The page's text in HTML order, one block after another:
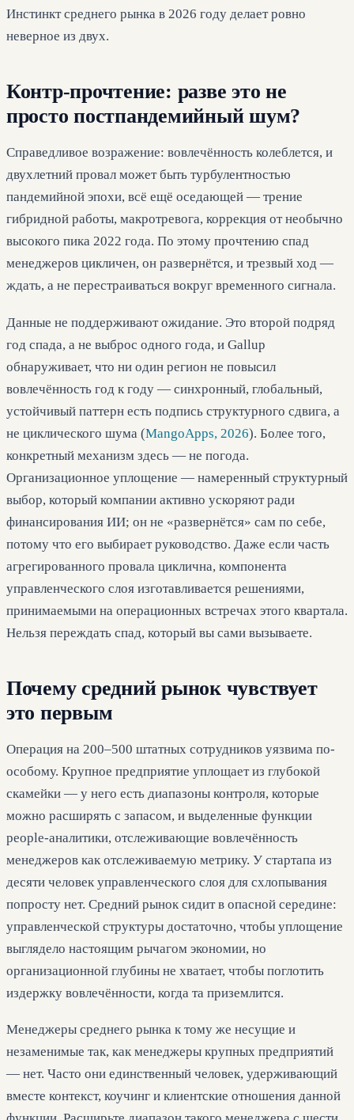
Инстинкт среднего рынка в 2026 году делает ровно
неверное из двух.
Контр-прочтение: разве это не
просто постпандемийный шум?
Справедливое возражение: вовлечённость колеблется, и
двухлетний провал может быть турбулентностью
пандемийной эпохи, всё ещё оседающей — трение
гибридной работы, макротревога, коррекция от необычно
высокого пика 2022 года. По этому прочтению спад
менеджеров цикличен, он развернётся, и трезвый ход —
ждать, а не перестраиваться вокруг временного сигнала.
Данные не поддерживают ожидание. Это второй подряд
год спада, а не выброс одного года, и Gallup
обнаруживает, что ни один регион не повысил
вовлечённость год к году — синхронный, глобальный,
устойчивый паттерн есть подпись структурного сдвига, а
не циклического шума (MangoApps, 2026). Более того,
конкретный механизм здесь — не погода.
Организационное уплощение — намеренный структурный
выбор, который компании активно ускоряют ради
финансирования ИИ; он не «развернётся» сам по себе,
потому что его выбирает руководство. Даже если часть
агрегированного провала циклична, компонента
управленческого слоя изготавливается решениями,
принимаемыми на операционных встречах этого квартала.
Нельзя переждать спад, который вы сами вызываете.
Почему средний рынок чувствует
это первым
Операция на 200–500 штатных сотрудников уязвима по-
особому. Крупное предприятие уплощает из глубокой
скамейки — у него есть диапазоны контроля, которые
можно расширять с запасом, и выделенные функции
people-аналитики, отслеживающие вовлечённость
менеджеров как отслеживаемую метрику. У стартапа из
десяти человек управленческого слоя для схлопывания
попросту нет. Средний рынок сидит в опасной середине:
управленческой структуры достаточно, чтобы уплощение
выглядело настоящим рычагом экономии, но
организационной глубины не хватает, чтобы поглотить
издержку вовлечённости, когда та приземлится.
Менеджеры среднего рынка к тому же несущие и
незаменимые так, как менеджеры крупных предприятий
— нет. Часто они единственный человек, удерживающий
вместе контекст, коучинг и клиентские отношения данной